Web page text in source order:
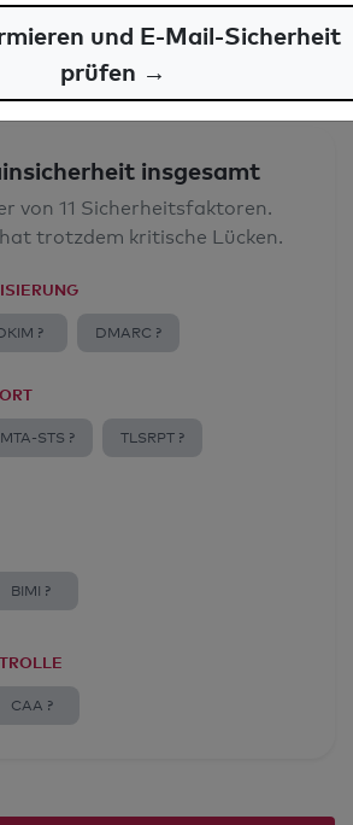
Gut
insgesamt
von 11 Sicherheitsfaktoren.
trotzdem kritische Lücken.
? DMARC ?
MTA-STS ? TLSRPT ?
BIMI ?
CAA ?
und E-Mail-Sicherheit
prüfen →